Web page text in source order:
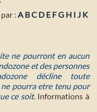
: A BC D E FG H I J K
ne pourront en aucun
et des personnes
décline toute
pourra etre tenu pour
ce soit. Informations à